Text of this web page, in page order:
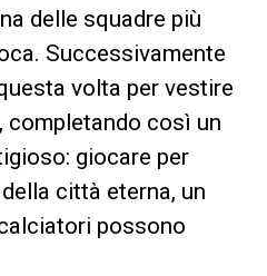
delle squadre più
Successivamente
volta per vestire
completando così un
giocare per
città eterna, un
possono